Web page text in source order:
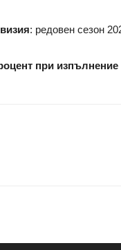
: редовен сезон
при